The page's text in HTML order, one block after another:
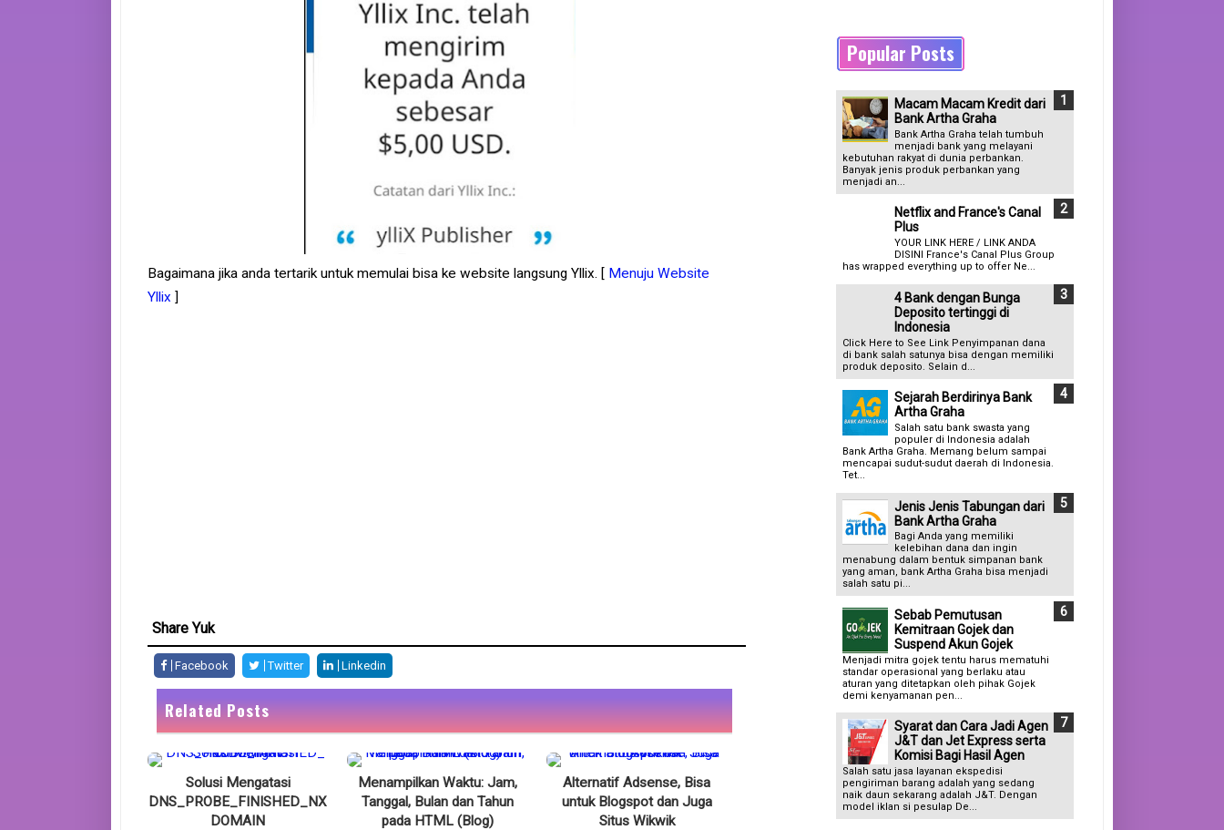
Bagaimana jika anda tertarik untuk memulai bisa ke website langsung Yllix. [ Menuju Website
Yllix ]
Share Yuk
Facebook Twitter Linkedin
Related Posts
Solusi Mengatasi
DNS_PROBE_FINISHED_NX
DOMAIN
Menampilkan Waktu: Jam,
Tanggal, Bulan dan Tahun
pada HTML (Blog)
Alternatif Adsense, Bisa
untuk Blogspot dan Juga
Situs Wikwik
Popular Posts
Macam Macam Kredit dari
Bank Artha Graha
Bank Artha Graha telah tumbuh
menjadi bank yang melayani
kebutuhan rakyat di dunia perbankan.
Banyak jenis produk perbankan yang
menjadi an...
Netflix and France's Canal
Plus
YOUR LINK HERE / LINK ANDA
DISINI France's Canal Plus Group
has wrapped everything up to offer Ne...
4 Bank dengan Bunga
Deposito tertinggi di
Indonesia
Click Here to See Link Penyimpanan dana
di bank salah satunya bisa dengan memiliki
produk deposito. Selain d...
Sejarah Berdirinya Bank
Artha Graha
Salah satu bank swasta yang
populer di Indonesia adalah
Bank Artha Graha. Memang belum sampai
mencapai sudut-sudut daerah di Indonesia.
Tet...
Jenis Jenis Tabungan dari
Bank Artha Graha
Bagi Anda yang memiliki
kelebihan dana dan ingin
menabung dalam bentuk simpanan bank
yang aman, bank Artha Graha bisa menjadi
salah satu pi...
Sebab Pemutusan
Kemitraan Gojek dan
Suspend Akun Gojek
Menjadi mitra gojek tentu harus mematuhi
standar operasional yang berlaku atau
aturan yang ditetapkan oleh pihak Gojek
demi kenyamanan pen...
Syarat dan Cara Jadi Agen
J&T dan Jet Express serta
Komisi Bagi Hasil Agen
Salah satu jasa layanan ekspedisi
pengiriman barang adalah yang sedang
naik daun sekarang adalah J&T. Dengan
model iklan si pesulap De...